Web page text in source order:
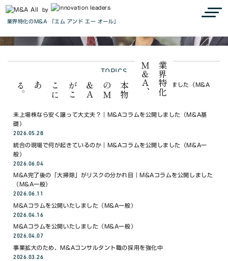
by
業界特化のM&A 「エム アンド エー オール」
業
界
特
化
Ｍ
＆
Ａ
、
本
物
の
Ｍ
＆
Ａ
が
こ
こ
に
ある
。
Connect to the next
we are M&A all.
TOPICS
銀行や士業にM&Aを勧められたら？｜M&Aコラムを公開しました（M&A
一般）
未上場株なら安く譲って大丈夫？｜M&Aコラムを公開しました（M&A基
礎）
2026.05.28
統合の現場で何が起きているのか｜M&Aコラムを公開しました（M&A一
般）
2026.06.04
M&A完了後の「大掃除」がリスクの分かれ目｜M&Aコラムを公開しました
（M&A一般）
2026.06.11
M&Aコラムを公開いたしました（M&A一般）
2026.04.16
M&Aコラムを公開いたしました（M&A一般）
2026.04.07
事業拡大のため、M&Aコンサルタント職の採用を強化中
2026.03.26